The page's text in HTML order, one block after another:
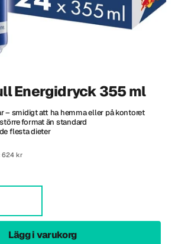
Energidryck 355 ml
– smidigt att ha hemma eller på kontoret
format än standard
flesta dieter
624 kr
Lägg i varukorg